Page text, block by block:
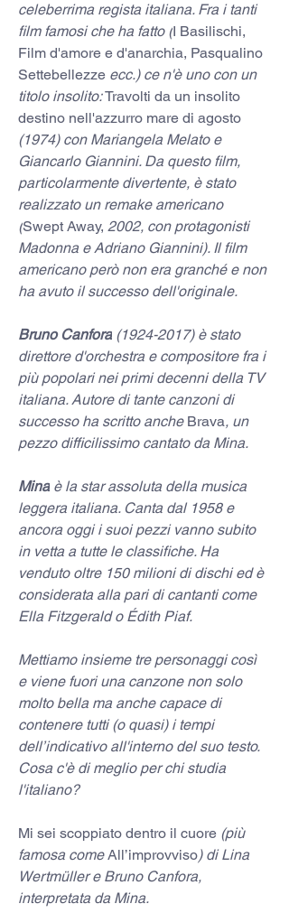
celeberrima regista italiana. Fra i tanti
film famosi che ha fatto (I Basilischi,
Film d'amore e d'anarchia, Pasqualino
Settebellezze ecc.) ce n'è uno con un
titolo insolito: Travolti da un insolito
destino nell'azzurro mare di agosto
(1974) con Mariangela Melato e
Giancarlo Giannini. Da questo film,
particolarmente divertente, è stato
realizzato un remake americano
(Swept Away, 2002, con protagonisti
Madonna e Adriano Giannini). Il film
americano però non era granché e non
ha avuto il successo dell'originale.
Bruno Canfora (1924-2017) è stato
direttore d'orchestra e compositore fra i
più popolari nei primi decenni della TV
italiana. Autore di tante canzoni di
successo ha scritto anche Brava, un
pezzo difficilissimo cantato da Mina.
Mina è la star assoluta della musica
leggera italiana. Canta dal 1958 e
ancora oggi i suoi pezzi vanno subito
in vetta a tutte le classifiche. Ha
venduto oltre 150 milioni di dischi ed è
considerata alla pari di cantanti come
Ella Fitzgerald o Édith Piaf.
Mettiamo insieme tre personaggi così
e viene fuori una canzone non solo
molto bella ma anche capace di
contenere tutti (o quasi) i tempi
dell’indicativo all'interno del suo testo.
Cosa c'è di meglio per chi studia
l'italiano?
Mi sei scoppiato dentro il cuore (più
famosa come All’improvviso) di Lina
Wertmüller e Bruno Canfora,
interpretata da Mina.